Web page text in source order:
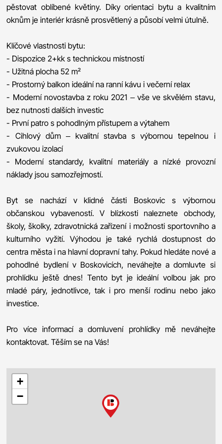
pěstovat oblíbené květiny. Díky orientaci bytu a kvalitním
oknům je interiér krásně prosvětlený a působí velmi útulně.
Klíčové vlastnosti bytu:
- Dispozice 2+kk s technickou místností
- Užitná plocha 52 m²
- Prostorný balkon ideální na ranní kávu i večerní relax
- Moderní novostavba z roku 2021 – vše ve skvělém stavu,
bez nutnosti dalších investic
- První patro s pohodlným přístupem a výtahem
- Cihlový dům – kvalitní stavba s výbornou tepelnou i
zvukovou izolací
- Moderní standardy, kvalitní materiály a nízké provozní
náklady jsou samozřejmostí.
Byt se nachází v klidné části Boskovic s výbornou
občanskou vybaveností. V blízkosti naleznete obchody,
školy, školky, zdravotnická zařízení i možnosti sportovního a
kulturního vyžití. Výhodou je také rychlá dostupnost do
centra města i na hlavní dopravní tahy. Pokud hledáte nové a
pohodlné bydlení v Boskovicích, neváhejte a domluvte si
prohlídku ještě dnes! Tento byt je ideální volbou jak pro
mladé páry, jednotlivce, tak i pro menší rodinu nebo jako
investice.
Pro více informací a domluvení prohlídky mě neváhejte
kontaktovat. Těším se na Vás!
+
−